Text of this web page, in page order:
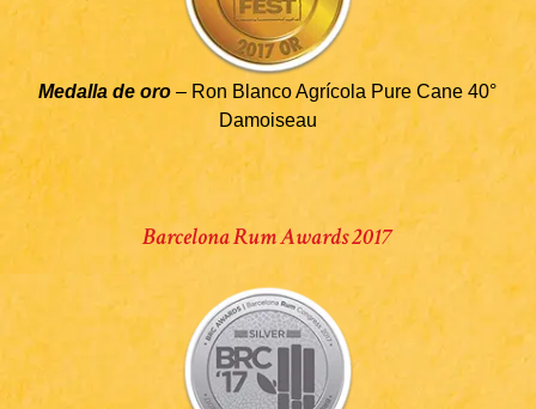
Medalla de oro – Ron Blanco Agrícola Pure Cane 40°
Damoiseau
Barcelona Rum Awards 2017